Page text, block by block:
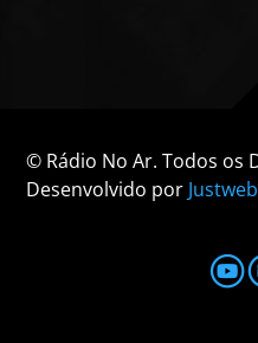
© Rádio No Ar. Todos os
Desenvolvido por